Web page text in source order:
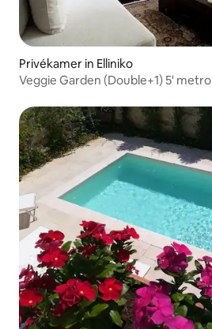
Privékamer in Elliniko
Veggie Garden (Double+1) 5' metro